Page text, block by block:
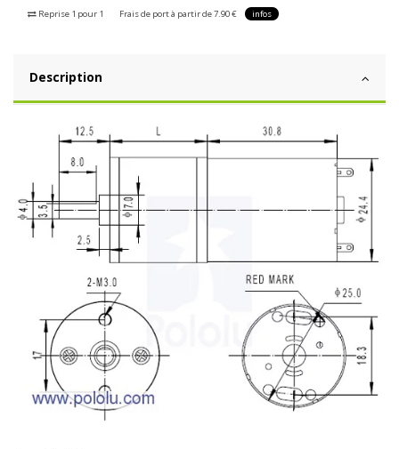
Reprise 1 pour 1 Frais de port à partir de 7.90 € infos
Description